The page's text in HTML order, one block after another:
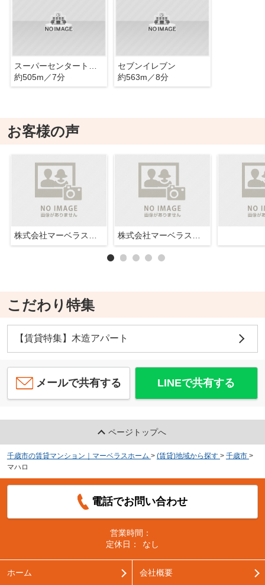
約505m／7分
セブンイレブン
約563m／8分
お客様の声
こだわり特集
【賃貸特集】木造アパート
メールで共有する LINEで共有する
ページトップへ
千歳市の賃貸マンション｜マーベラスホーム > (賃貸)地域から探す > 千歳市 >
マハロ
電話でお問い合わせ
営業時間：
定休日：
なし
ホーム 会社概要